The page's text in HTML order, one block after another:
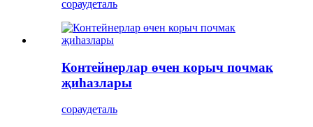
сораудеталь
Контейнерлар өчен корыч почмак
җиһазлары
сораудеталь